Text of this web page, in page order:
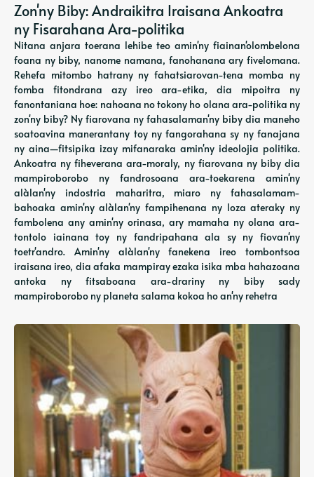
Zon'ny Biby: Andraikitra Iraisana Ankoatra
ny Fisarahana Ara-politika
Nitana anjara toerana lehibe teo amin'ny fiainan'olombelona
foana ny biby, nanome namana, fanohanana ary fivelomana.
Rehefa mitombo hatrany ny fahatsiarovan-tena momba ny
fomba fitondrana azy ireo ara-etika, dia mipoitra ny
fanontaniana hoe: nahoana no tokony ho olana ara-politika ny
zon'ny biby? Ny fiarovana ny fahasalaman'ny biby dia maneho
soatoavina manerantany toy ny fangorahana sy ny fanajana
ny aina—fitsipika izay mifanaraka amin'ny ideolojia politika.
Ankoatra ny fiheverana ara-moraly, ny fiarovana ny biby dia
mampiroborobo ny fandrosoana ara-toekarena amin'ny
alàlan'ny indostria maharitra, miaro ny fahasalamam-
bahoaka amin'ny alàlan'ny fampihenana ny loza ateraky ny
fambolena any amin'ny orinasa, ary mamaha ny olana ara-
tontolo iainana toy ny fandripahana ala sy ny fiovan'ny
toetr'andro. Amin'ny alàlan'ny fanekena ireo tombontsoa
iraisana ireo, dia afaka mampiray ezaka isika mba hahazoana
antoka ny fitsaboana ara-drariny ny biby sady
mampiroborobo ny planeta salama kokoa ho an'ny rehetra